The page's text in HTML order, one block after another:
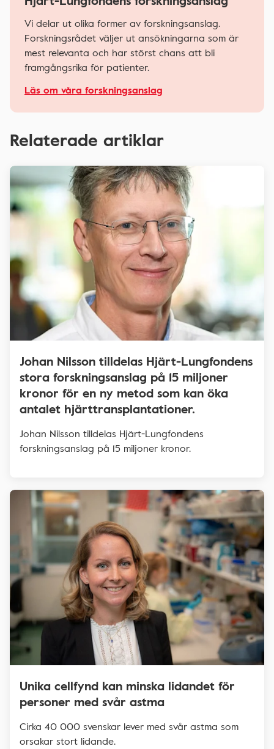
Vi delar ut olika former av forskningsanslag.
Forskningsrådet väljer ut ansökningarna som är
mest relevanta och har störst chans att bli
framgångsrika för patienter.
Läs om våra forskningsanslag
Relaterade artiklar
Johan Nilsson tilldelas Hjärt-Lungfondens
stora forskningsanslag på 15 miljoner
kronor för en ny metod som kan öka
antalet hjärttransplantationer.
Johan Nilsson tilldelas Hjärt-Lungfondens
forskningsanslag på 15 miljoner kronor.
Unika cellfynd kan minska lidandet för
personer med svår astma
Cirka 40 000 svenskar lever med svår astma som
orsakar stort lidande.